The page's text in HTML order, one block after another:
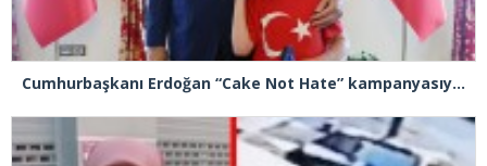
Cumhurbaşkanı Erdoğan “Cake Not Hate” kampanyasıyla tanınan Joshua Harris’i kabul etti